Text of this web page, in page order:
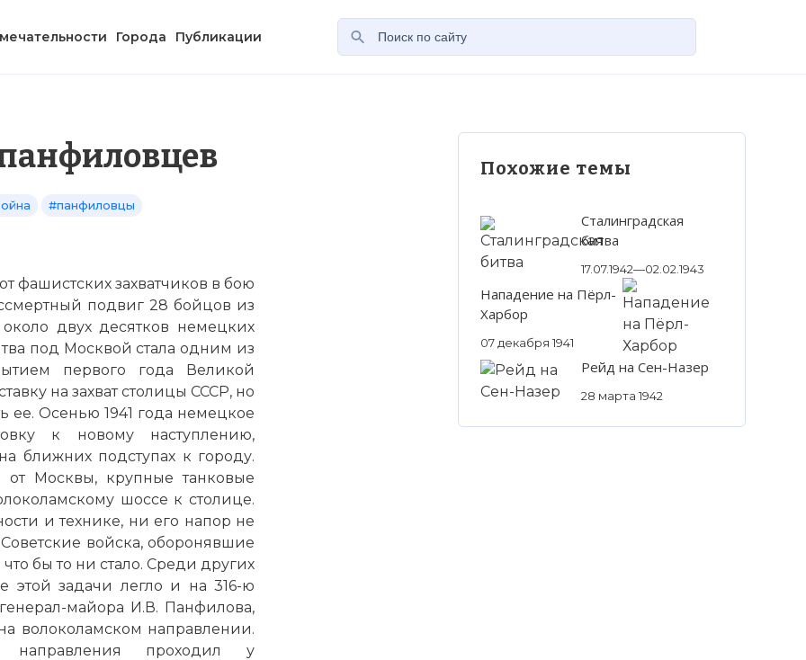
Города Публикации
#панфиловцы
фашистских захватчиков в бою
подвиг 28 бойцов из
двух десятков немецких
под Москвой стала одним из
первого года Великой
на захват столицы СССР, но
ее. Осенью 1941 года немецкое
к новому наступлению,
ближних подступах к городу.
Москвы, крупные танковые
шоссе к столице.
и технике, ни его напор не
войска, оборонявшие
бы то ни стало. Среди других
этой задачи легло и на 316-ю
майора И.В. Панфилова,
волоколамском направлении.
проходил у
Похожие темы
Сталинградская
битва
17.07.1942—02.02.1943
Нападение на Пёрл-
Харбор
07 декабря 1941
Рейд на Сен-Назер
28 марта 1942